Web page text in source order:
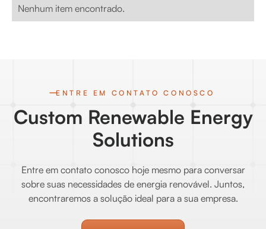
Nenhum item encontrado.
ENTRE EM CONTATO CONOSCO
Custom Renewable Energy
Solutions
Entre em contato conosco hoje mesmo para conversar
sobre suas necessidades de energia renovável. Juntos,
encontraremos a solução ideal para a sua empresa.